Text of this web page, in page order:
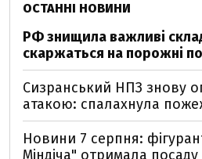
ОСТАННІ НОВИНИ
РФ знищила важливі
скаржаться на порожні
Сизранський НПЗ знову
атакою: спалахнула
Новини 7 серпня:
Міндіча" отримала посаду